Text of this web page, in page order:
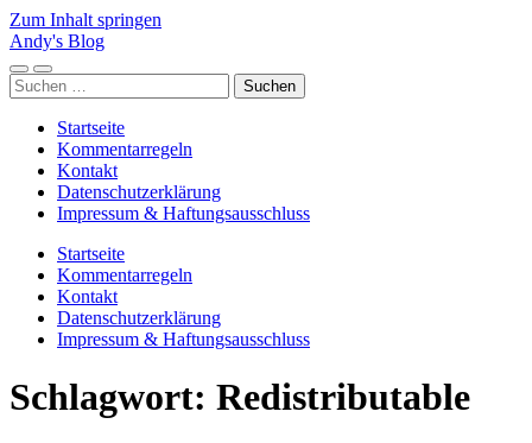
Zum Inhalt springen
Andy's Blog
Mobile-
Menü
Suchfeld
ein-/ausblenden
Suchen
nach:
Startseite
Kommentarregeln
Kontakt
Datenschutzerklärung
Impressum & Haftungsausschluss
Startseite
Kommentarregeln
Kontakt
Datenschutzerklärung
Impressum & Haftungsausschluss
Schlagwort: Redistributable